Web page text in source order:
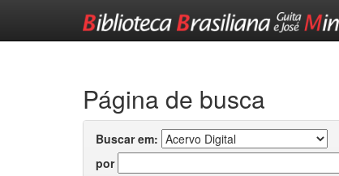
Página de busca
Buscar em:
por